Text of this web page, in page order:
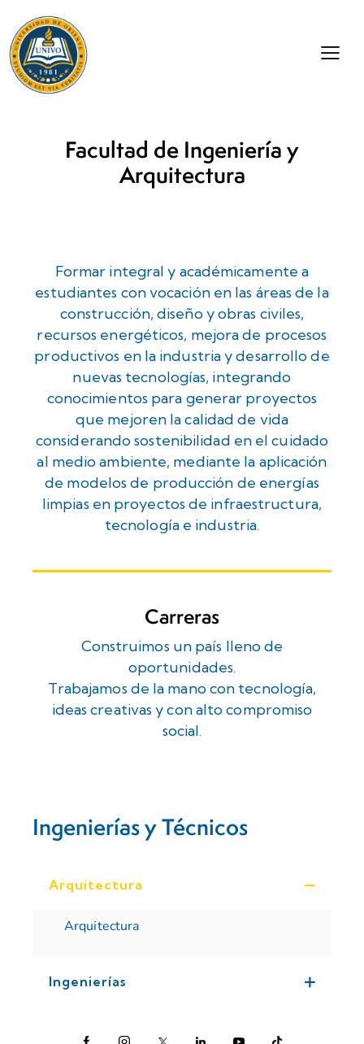
Facultad de Ingeniería y
Arquitectura
Formar integral y académicamente a
estudiantes con vocación en las áreas de la
construcción, diseño y obras civiles,
recursos energéticos, mejora de procesos
productivos en la industria y desarrollo de
nuevas tecnologías, integrando
conocimientos para generar proyectos
que mejoren la calidad de vida
considerando sostenibilidad en el cuidado
al medio ambiente, mediante la aplicación
de modelos de producción de energías
limpias en proyectos de infraestructura,
tecnología e industria.
Carreras
Construimos un país lleno de
oportunidades.
Trabajamos de la mano con tecnología,
ideas creativas y con alto compromiso
social.
Ingenierías y Técnicos
Arquitectura
Arquitectura
Ingenierías